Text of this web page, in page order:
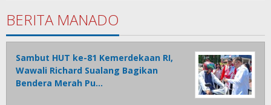
BERITA MANADO
Sambut HUT ke-81 Kemerdekaan RI,
Wawali Richard Sualang Bagikan
Bendera Merah Pu…